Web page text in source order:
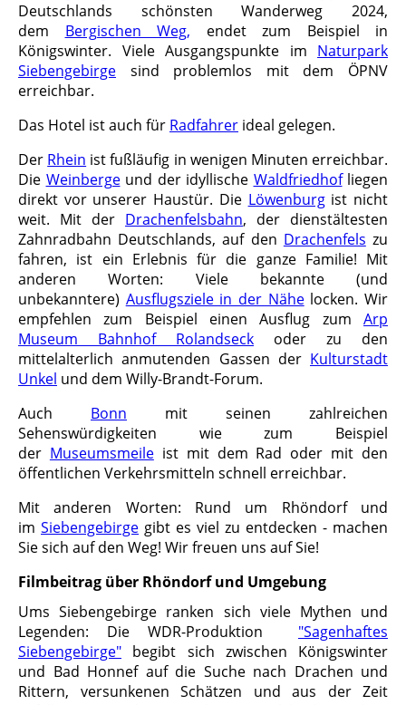
Deutschlands schönsten Wanderweg 2024,
dem Bergischen Weg, endet zum Beispiel in
Königswinter. Viele Ausgangspunkte im Naturpark
Siebengebirge sind problemlos mit dem ÖPNV
erreichbar.
Das Hotel ist auch für Radfahrer ideal gelegen.
Der Rhein ist fußläufig in wenigen Minuten erreichbar.
Die Weinbergeund der idyllische Waldfriedhofliegen
direkt vor unserer Haustür. Die Löwenburgist nicht
weit. Mit der Drachenfelsbahn, der dienstältesten
Zahnradbahn Deutschlands, auf den Drachenfels zu
fahren, ist ein Erlebnis für die ganze Familie! Mit
anderen Worten: Viele bekannte (und
unbekanntere) Ausflugsziele in der Nähelocken. Wir
empfehlen zum Beispiel einen Ausflug zum Arp
Museum Bahnhof Rolandseck oder zu den
mittelalterlich anmutenden Gassen der Kulturstadt
Unkel und dem Willy-Brandt-Forum.
Auch Bonn mit seinen zahlreichen
Sehenswürdigkeiten wie zum Beispiel
der Museumsmeileist mit dem Rad oder mit den
öffentlichen Verkehrsmitteln schnell erreichbar.
Mit anderen Worten: Rund um Rhöndorf und
im Siebengebirge gibt es viel zu entdecken - machen
Sie sich auf den Weg! Wir freuen uns auf Sie!
Filmbeitrag über Rhöndorf und Umgebung
Ums Siebengebirge ranken sich viele Mythen und
Legenden: Die WDR-Produktion "Sagenhaftes
Siebengebirge" begibt sich zwischen Königswinter
und Bad Honnef auf die Suche nach Drachen und
Rittern, versunkenen Schätzen und aus der Zeit